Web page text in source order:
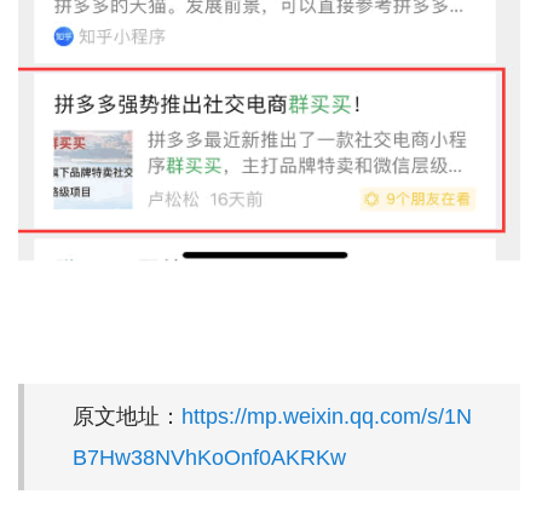
原文地址： https://mp.weixin.qq.com/s/1N
B7Hw38NVhKoOnf0AKRKw